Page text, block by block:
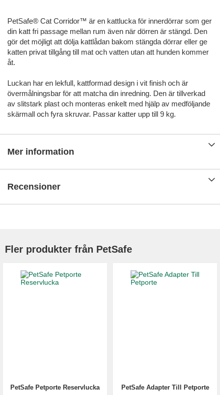
PetSafe® Cat Corridor™ är en kattlucka för innerdörrar som ger
din katt fri passage mellan rum även när dörren är stängd. Den
gör det möjligt att dölja kattlådan bakom stängda dörrar eller ge
katten privat tillgång till mat och vatten utan att hunden kommer
åt.
Luckan har en lekfull, kattformad design i vit finish och är
övermålningsbar för att matcha din inredning. Den är tillverkad
av slitstark plast och monteras enkelt med hjälp av medföljande
skärmall och fyra skruvar. Passar katter upp till 9 kg.
Mer information
Recensioner
Fler produkter från PetSafe
PetSafe Petporte Reservlucka PetSafe Adapter Till Petporte